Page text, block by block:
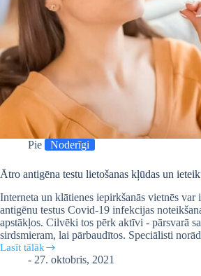
Pie Noderīgi
Ātro antigēna testu lietošanas kļūdas un
Interneta un klātienes iepirkšanās vietnēs var
antigēnu testus Covid-19 infekcijas
apstākļos. Cilvēki tos pērk aktīvi - pārsvarā
sirdsmieram, lai pārbaudītos. Speciālisti
Lasīt tālāk
Ātro
antigēna
- 27. oktobris, 2021